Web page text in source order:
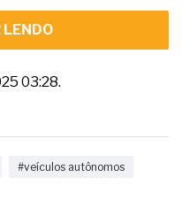
LENDO
03:28.
#veículos autônomos